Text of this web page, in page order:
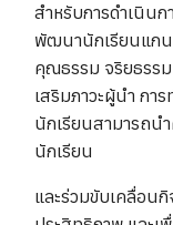
สำหรับการดำเนิน
พัฒนานักเรียนแกน
คุณธรรม จริยธรร
เสริมภาวะผู้นำ กา
นักเรียนสามารถน
นักเรียน
และร่วมขับเคลื่อน